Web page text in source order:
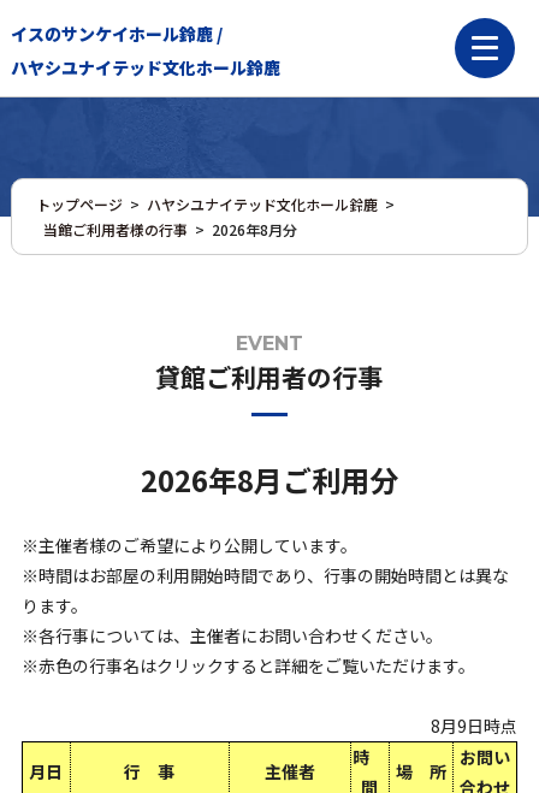
イスのサンケイホール鈴鹿 /
ハヤシユナイテッド文化ホール鈴鹿
トップページ > ハヤシユナイテッド文化ホール鈴鹿>
当館ご利用者様の行事 > 2026年8月分
EVENT
貸館ご利用者の行事
2026年8月ご利用分
※主催者様のご希望により公開しています。
※時間はお部屋の利用開始時間であり、行事の開始時間とは異な
ります。
※各行事については、主催者にお問い合わせください。
※赤色の行事名はクリックすると詳細をご覧いただけます。
8月9日時点
月日
行 事 主催者
時
間
場 所
お問い
合わせ